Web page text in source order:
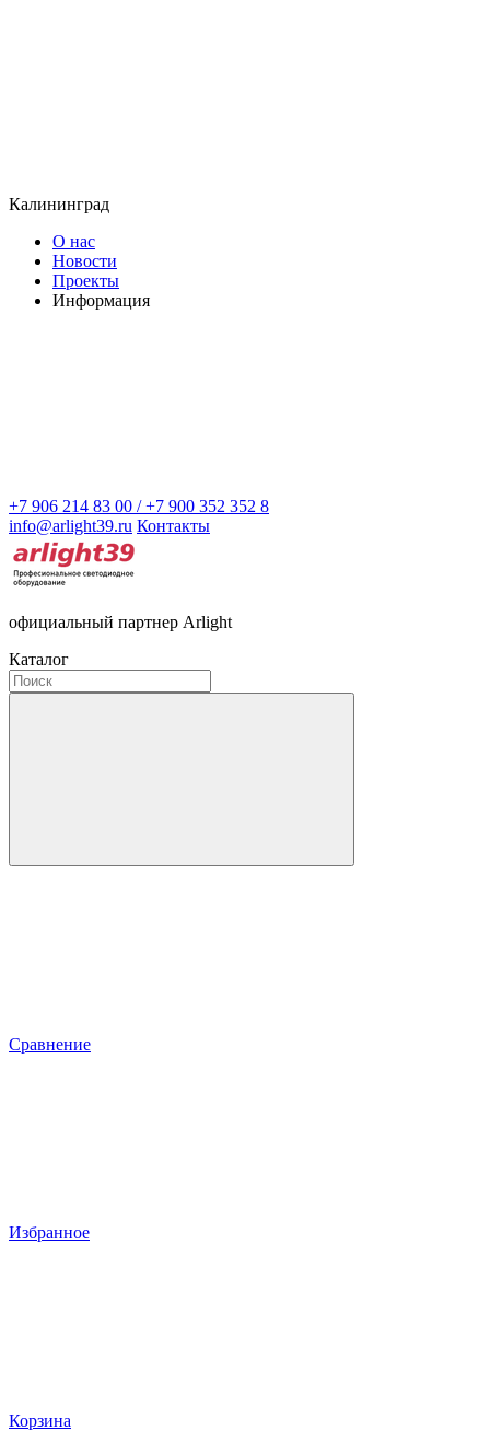
Калининград
О нас
Новости
Проекты
Информация
+7 906 214 83 00 / +7 900 352 352 8
info@arlight39.ru Контакты
официальный партнер Arlight
Каталог
Сравнение
Избранное
Корзина